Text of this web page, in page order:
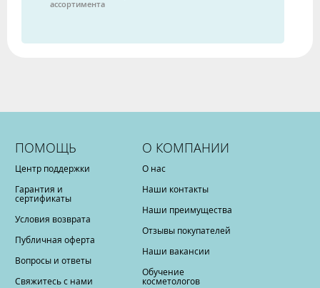
ассортимента
ПОМОЩЬ
Центр поддержки
Гарантия и
сертификаты
Условия возврата
Публичная оферта
Вопросы и ответы
Свяжитесь с нами
О КОМПАНИИ
О нас
Наши контакты
Наши преимущества
Отзывы покупателей
Наши вакансии
Обучение
косметологов